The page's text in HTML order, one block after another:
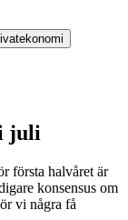
juli
första halvåret är
konsensus om
vi några få